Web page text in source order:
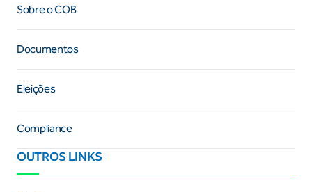
Sobre o COB
Documentos
Eleições
Compliance
OUTROS LINKS